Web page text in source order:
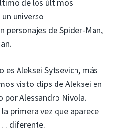
de los últimos
universo
personajes de Spider-Man,
es Aleksei Sytsevich, más
visto clips de Aleksei en
Alessandro Nivola.
primera vez que aparece
diferente.